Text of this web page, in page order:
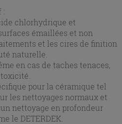
:
chlorhydrique et
émaillées et non
et les cires de finition
naturelle.
en cas de taches tenaces,
pour la céramique tel
les nettoyages normaux et
nettoyage en profondeur
le DETERDEK.